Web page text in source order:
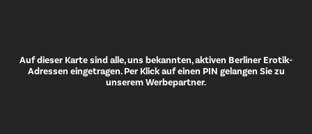
Auf dieser Karte sind alle, uns bekannten, aktiven Berliner Erotik-
Adressen eingetragen. Per Klick auf einen PIN gelangen Sie zu
unserem Werbepartner.